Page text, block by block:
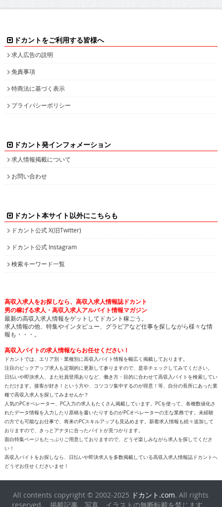
ドカントをご利用する皆様へ
求人広告の説明
免責事項
特商法に基づく表示
プライバシーポリシー
ドカント発インフォメーション
求人情報掲載について
お問い合わせ
ドカント本サイト以外にこちらも
ドカント公式 X(旧Twitter)
ドカント公式 Instagram
検索キーワード一覧
高収入求人をお探しなら、高収入求人情報誌ドカント
男の稼げる求人・高収入求人アルバイト情報マガジン
最新の高収入求人情報をゲットしてドカント稼ごう。
求人情報の他、特集やインタビュー、グラビアなど仕事を探しながら様々な情
報も・・・。
高収入バイトの求人情報ならお任せください！
ドカントでは、エリア別・業種別に高収入バイト情報を幅広く掲載しております。
注目のピックアップ求人も定期的に更新して参りますので、是非チェックしてみてください。
日払いや即決求人、また社員登用ありなど、働き方・目的に合わせて高収入バイトを検索してい
ただけます。接客が好き！という方や、コツコツ集中するのが得意！等、自分の長所にあった業
種で高収入求人を探してみませんか？
人気のPCオペレーター、PC入力の求人もたくさん掲載しています。PCを使って、各種数値化さ
れたデータ情報を入力したり原稿を書いたりするのがPCオペレーターの主な業務です。未経験
の方でも可能なお仕事で、将来のPCスキルアップも見込めます。新着求人情報も続々追加して
おりますので、きっとアナタに合ったバイトが見つかります。
面白特集ページもたっぷりご用意しておりますので、どうぞ楽しみながら求人を探してくださ
い！
高収入バイトをお探しなら、日払いや即決求人を多数掲載している高収入求人情報誌ドカントへ
どうぞお任せくださいませ！
All contents copyright © 2002-2025 ドカント.com. All rights
reserved. 掲載記事、写真、イラストの無断転載を禁じます。